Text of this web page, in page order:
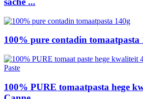
100% pure contadin tomaatpasta
100% PURE tomaatpasta hege